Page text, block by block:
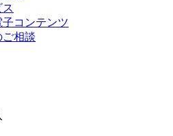
コンテンツ
ご相談